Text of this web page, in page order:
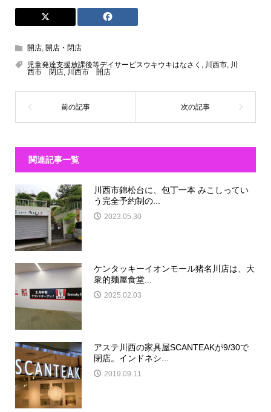
開店, 開店・閉店
児童発達支援放課後等デイサービスウキウキはなさく , 川西市, 川
西市 閉店, 川西市 開店
関連記事一覧
川西市錦松台に、包丁一本 みこしってい
う完全予約制の...
2023.05.30
ケンタッキーイオンモール猪名川店は、大
衆的麺屋食堂...
2025.02.03
アステ川西の家具屋SCANTEAKが9/30で
閉店。インドネシ...
2019.09.11